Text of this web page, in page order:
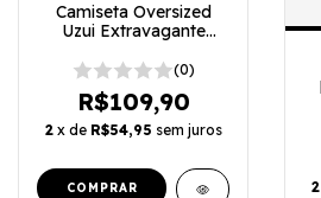
Camiseta Oversized
Uzui Extravagante
(0)
R$109,90
2 x de R$54,95 sem juros
COMPRAR 2